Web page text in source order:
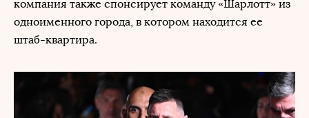
компания также спонсирует команду «Шарлотт» из
одноименного города, в котором находится ее
штаб-квартира.